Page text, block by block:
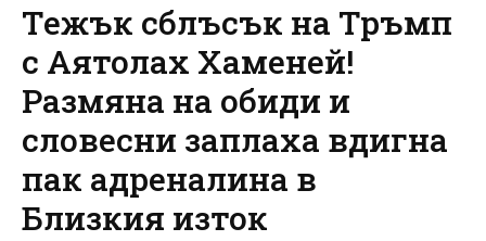
Тежък сблъсък на Тръмп
с Аятолах Хаменей!
Размяна на обиди и
словесни заплаха вдигна
пак адреналина в
Близкия изток